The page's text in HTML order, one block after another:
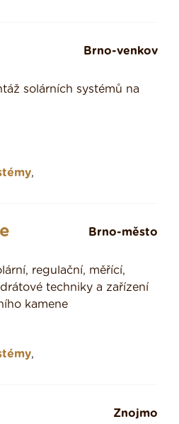
Brno-venkov
solárních systémů na
,
Brno-město
regulační, měřící,
techniky a zařízení
kamene
,
Znojmo